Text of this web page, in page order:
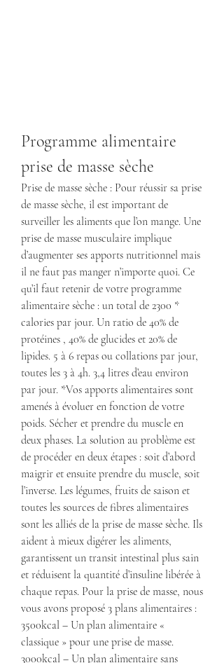
Programme alimentaire
prise de masse sèche
Prise de masse sèche : Pour réussir sa prise
de masse sèche, il est important de
surveiller les aliments que l’on mange. Une
prise de masse musculaire implique
d’augmenter ses apports nutritionnel mais
il ne faut pas manger n’importe quoi. Ce
qu’il faut retenir de votre programme
alimentaire sèche : un total de 2300 *
calories par jour. Un ratio de 40% de
protéines , 40% de glucides et 20% de
lipides. 5 à 6 repas ou collations par jour,
toutes les 3 à 4h. 3,4 litres d’eau environ
par jour. *Vos apports alimentaires sont
amenés à évoluer en fonction de votre
poids. Sécher et prendre du muscle en
deux phases. La solution au problème est
de procéder en deux étapes : soit d’abord
maigrir et ensuite prendre du muscle, soit
l’inverse. Les légumes, fruits de saison et
toutes les sources de fibres alimentaires
sont les alliés de la prise de masse sèche. Ils
aident à mieux digérer les aliments,
garantissent un transit intestinal plus sain
et réduisent la quantité d’insuline libérée à
chaque repas. Pour la prise de masse, nous
vous avons proposé 3 plans alimentaires :
3500kcal – Un plan alimentaire «
classique » pour une prise de masse.
3000kcal – Un plan alimentaire sans